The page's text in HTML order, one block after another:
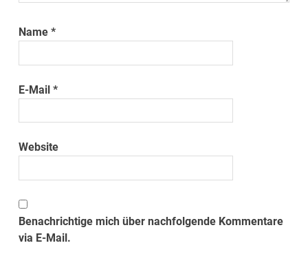
Name*
E-Mail*
Website
Benachrichtige mich über nachfolgende Kommentare
via E-Mail.